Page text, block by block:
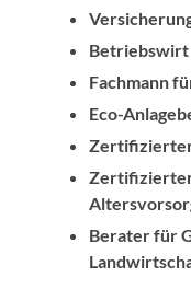
Betriebswirt
Fachmann
Eco-
Berater für